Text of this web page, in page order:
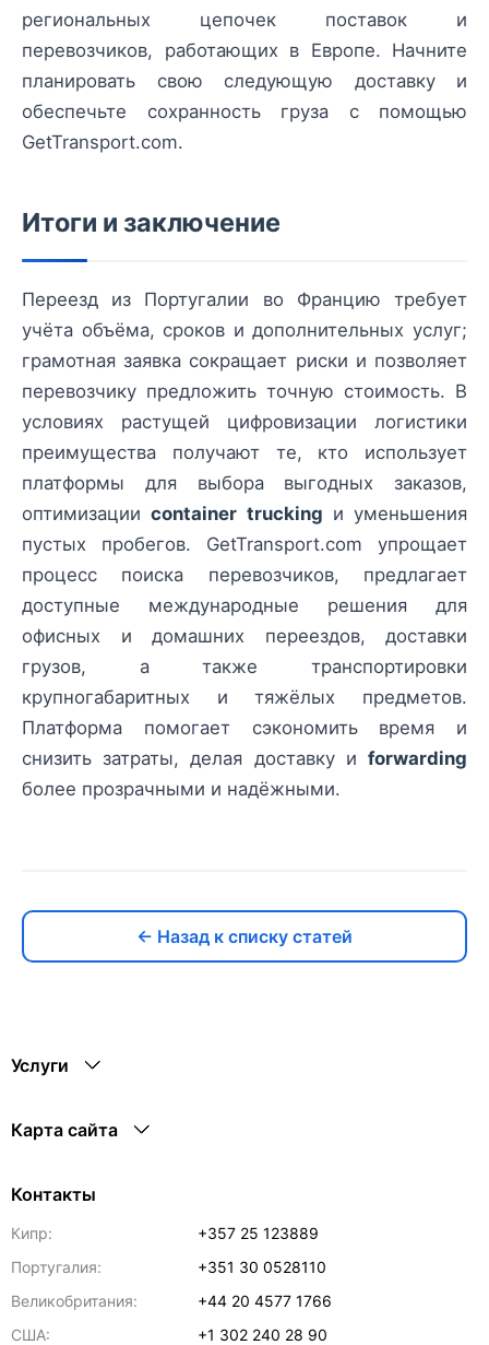
региональных цепочек поставок и
перевозчиков, работающих в Европе. Начните
планировать свою следующую доставку и
обеспечьте сохранность груза с помощью
GetTransport.com.
Итоги и заключение
Переезд из Португалии во Францию требует
учёта объёма, сроков и дополнительных услуг;
грамотная заявка сокращает риски и позволяет
перевозчику предложить точную стоимость. В
условиях растущей цифровизации логистики
преимущества получают те, кто использует
платформы для выбора выгодных заказов,
оптимизацииcontainer trucking и уменьшения
пустых пробегов. GetTransport.com упрощает
процесс поиска перевозчиков, предлагает
доступные международные решения для
офисных и домашних переездов, доставки
грузов, а также транспортировки
крупногабаритных и тяжёлых предметов.
Платформа помогает сэкономить время и
снизить затраты, делая доставку и forwarding
более прозрачными и надёжными.
← Назад к списку статей
Услуги
Карта сайта
Контакты
Кипр:
+357 25 123889
Португалия:
+351 30 0528110
Великобритания:
+44 20 4577 1766
США:
+1 302 240 28 90